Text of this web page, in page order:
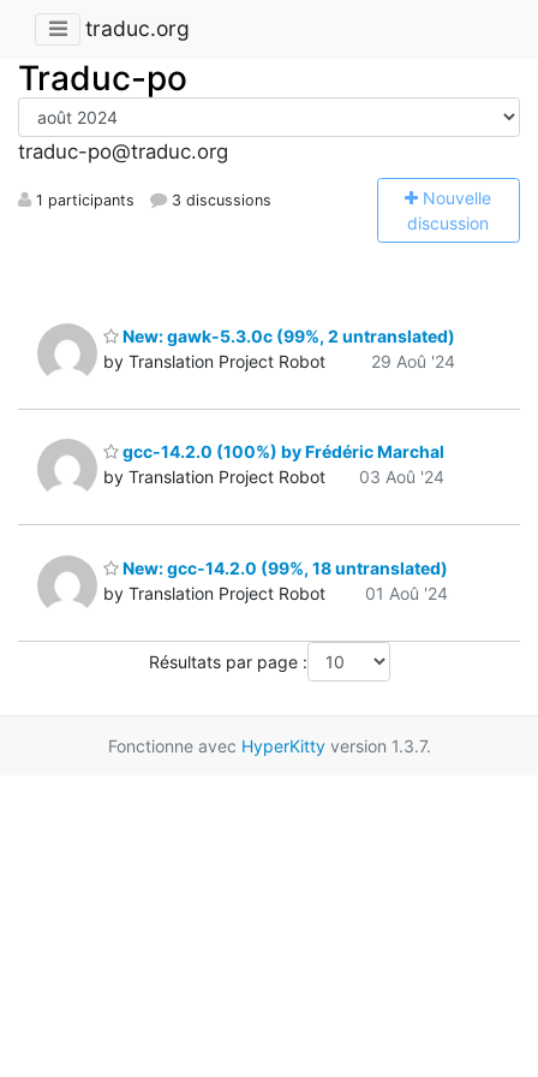
traduc.org
Traduc-po
traduc-po@traduc.org
1 participants 3 discussions Nouvelle
discussion
New: gawk-5.3.0c (99%, 2 untranslated)
by Translation Project Robot
29 Aoû '24
gcc-14.2.0 (100%) by Frédéric Marchal
by Translation Project Robot
03 Aoû '24
New: gcc-14.2.0 (99%, 18 untranslated)
by Translation Project Robot
01 Aoû '24
Résultats par page :
Fonctionne avec HyperKittyversion 1.3.7.